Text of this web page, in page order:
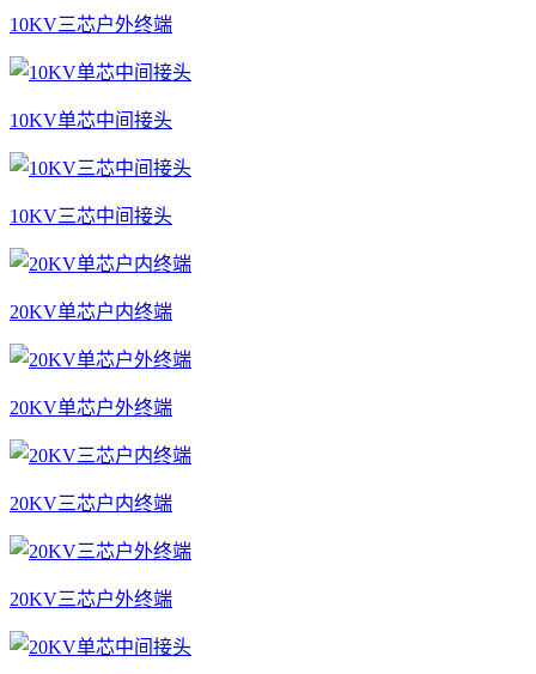
10KV三芯户外终端
10KV单芯中间接头
10KV三芯中间接头
20KV单芯户内终端
20KV单芯户外终端
20KV三芯户内终端
20KV三芯户外终端